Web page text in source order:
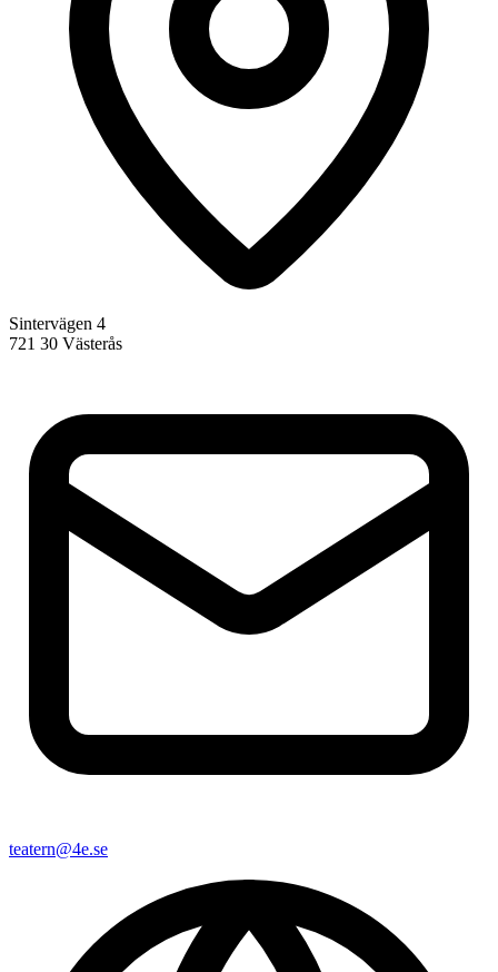
Sintervägen 4
721 30 Västerås
teatern@4e.se